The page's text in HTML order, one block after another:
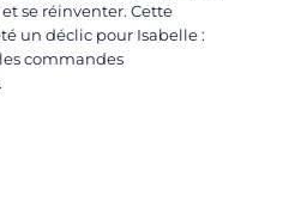
et se réinventer. Cette
un déclic pour Isabelle :
commandes